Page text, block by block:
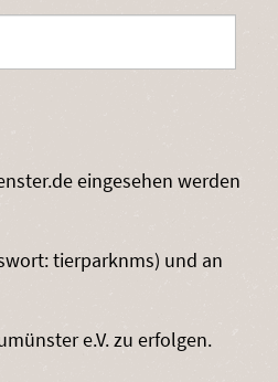
eingesehen werden
tierparknms) und an
e.V. zu erfolgen.